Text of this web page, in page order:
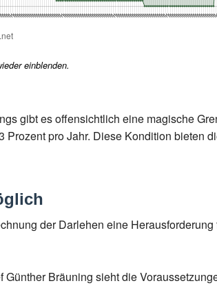
einblenden.
gibt es offensichtlich eine magische
pro Jahr. Diese Kondition bieten
der Darlehen eine Herausforderung
Bräuning sieht die